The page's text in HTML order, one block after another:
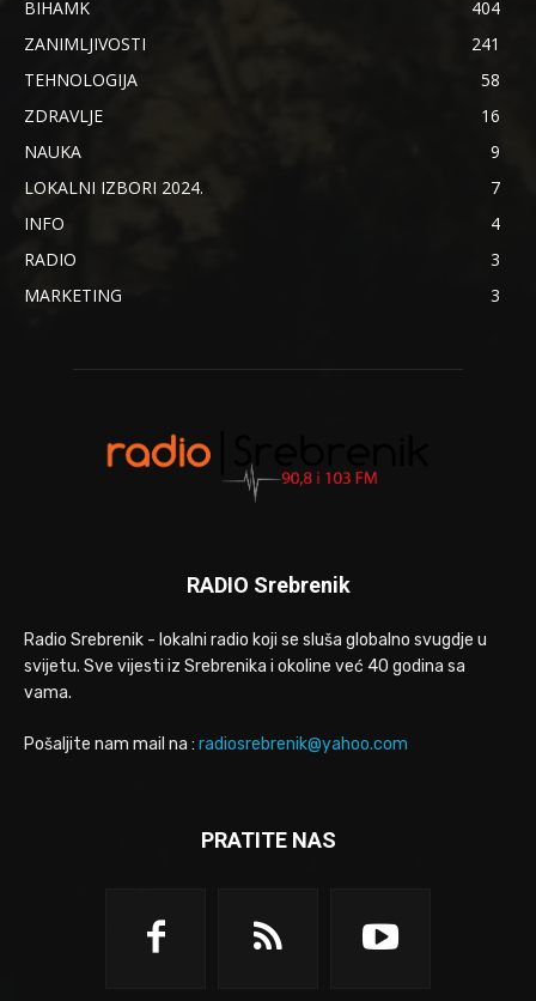
BIHAMK
404
ZANIMLJIVOSTI
241
TEHNOLOGIJA
58
ZDRAVLJE
16
NAUKA
9
LOKALNI IZBORI 2024.
7
INFO
4
RADIO
3
MARKETING
3
RADIO Srebrenik
Radio Srebrenik - lokalni radio koji se sluša globalno svugdje u
svijetu. Sve vijesti iz Srebrenika i okoline već 40 godina sa
vama.
Pošaljite nam mail na : radiosrebrenik@yahoo.com
PRATITE NAS